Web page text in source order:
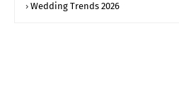
Wedding Trends 2026